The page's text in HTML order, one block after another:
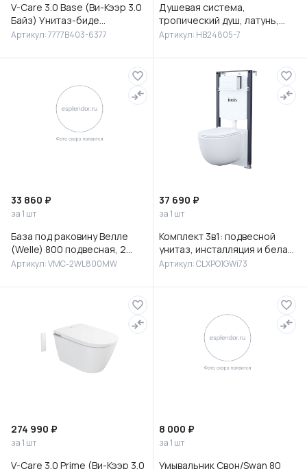
V-Care 3.0 Base (Ви-Кээр 3.0
Байз) Унитаз-биде
подвесной, 7777B403-6377
Артикул: 7777B403-6377
Душевая система,
тропический душ, латунь,
черный/хром, HB24805-7
Артикул: HB24805-7
33 860 ₽
за 1 шт
База под раковину Велле
(Welle) 800 подвесная, 2
выкатных ящика микролифт,
Артикул: VMC-2WL800MW
37 690 ₽
за 1 шт
Комплект 3в1: подвесной
унитаз, инсталляция и белая
клавиша смыва, Клауд Икс
Артикул: CLXPO1GWi73
274 990 ₽
за 1 шт
V-Care 3.0 Prime (Ви-Кээр 3.0
8 000 ₽
за 1 шт
Умывальник Свон/Swan 80